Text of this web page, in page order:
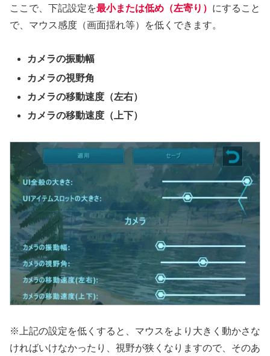
ここで、下記設定を最小または低め（左寄り） にすること
で、マウス感度（画面揺れ等）を低くできます。
カメラの振動幅
カメラの視野角
カメラの移動速度（左右）
カメラの移動速度（上下）
※上記の設定を低くすると、マウスをより大きく動かさな
ければいけなかったり、視野が狭くなりますので、そのあ